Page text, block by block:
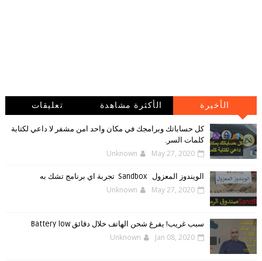
الأخيرة الأكثرة مشاهدة تعليقات
كل حساباتك وبرامجك في مكان واحد امن مشفر لا داعي لكتابة
كلمات السر.
Unknown May 27, 2020
الويندوز ‏المعزول ‏Sandbox ‎ ‎ ‏ ‏تجربة ‏اي ‏برنامج ‏تشك ‏به
Unknown May 27, 2020
سبب غريب! يفرغ شحن الهاتف خلال دقائق Battery low
Unknown Jan 08, 2020